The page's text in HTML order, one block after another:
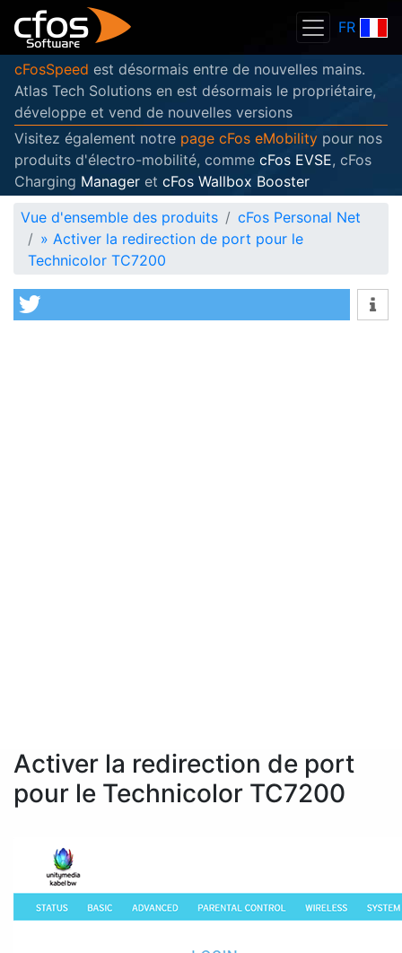
FR
cFosSpeed est désormais entre de nouvelles mains.
Atlas Tech Solutions en est désormais le propriétaire,
développe et vend de nouvelles versions
Visitez également notre page cFos eMobility pour nos
produits d'électro-mobilité, comme cFos EVSE, cFos
Charging Manager et cFos Wallbox Booster
Vue d'ensemble des produits
cFos Personal Net
» Activer la redirection de port pour le
Technicolor TC7200
Activer la redirection de port
pour le Technicolor TC7200